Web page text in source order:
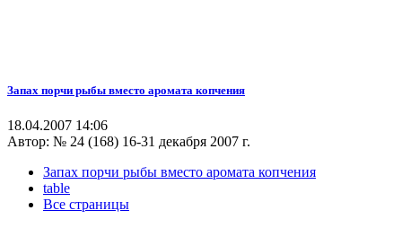
Запах порчи рыбы вместо аромата копчения
18.04.2007 14:06
Автор: № 24 (168) 16-31 декабря 2007 г.
Запах порчи рыбы вместо аромата копчения
table
Все страницы